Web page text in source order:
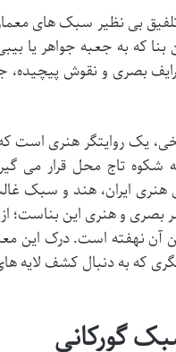
تلفیق بی نظیر سبک های
که به جعبه جواهر یا
بصری و نقوش پیچیده،
یک روایتگر هنری است که
شکوه تاج محل قرار می
ایران، هند و سبک
بصری و هنری این بناست؛ از
نهفته است. درک این
که به دنبال کشف
گورکانی